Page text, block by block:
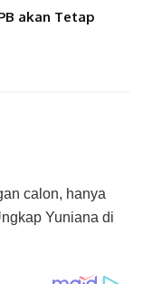
akan Tetap
calon, hanya
Yuniana di